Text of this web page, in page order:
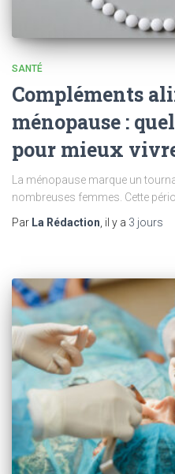
SANTÉ
Compléments
ménopause :
pour mieux
La ménopause marque un
nombreuses femmes. Cette
Par La Rédaction, il y a 3 jours